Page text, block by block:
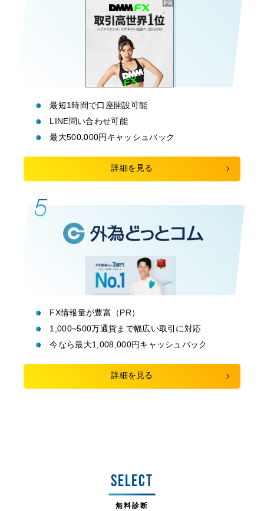
最短1時間で口座開設可能
LINE問い合わせ可能
最大500,000円キャッシュバック
詳細を見る
FX情報量が豊富（PR）
1,000~500万通貨まで幅広い取引に対応
今なら最大1,008,000円キャッシュバック
詳細を見る
SELECT
無料診断